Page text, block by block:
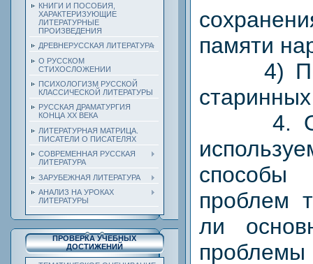
КНИГИ И ПОСОБИЯ,
ХАРАКТЕРИЗУЮЩИЕ
ЛИТЕРАТУРНЫЕ
ПРОИЗВЕДЕНИЯ
ДРЕВНЕРУССКАЯ ЛИТЕРАТУРА
О РУССКОМ
СТИХОСЛОЖЕНИИ
ПСИХОЛОГИЗМ РУССКОЙ
КЛАССИЧЕСКОЙ ЛИТЕРАТУРЫ
РУССКАЯ ДРАМАТУРГИЯ
КОНЦА ХХ ВЕКА
ЛИТЕРАТУРНАЯ МАТРИЦА.
ПИСАТЕЛИ О ПИСАТЕЛЯХ
СОВРЕМЕННАЯ РУССКАЯ
ЛИТЕРАТУРА
ЗАРУБЕЖНАЯ ЛИТЕРАТУРА
АНАЛИЗ НА УРОКАХ
ЛИТЕРАТУРЫ
ПРОВЕРКА УЧЕБНЫХ
ДОСТИЖЕНИЙ
памяти
4)
старинных
4.
проблем
ли